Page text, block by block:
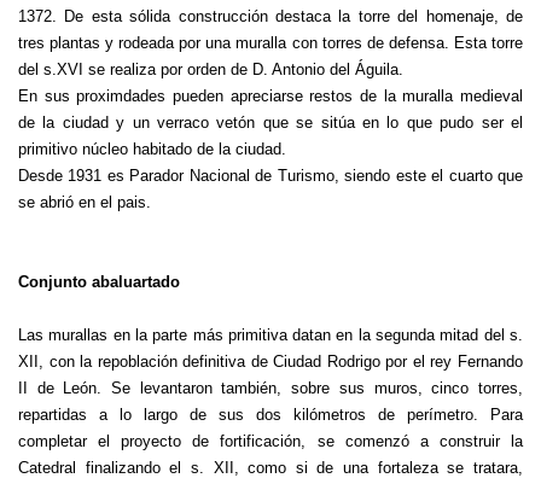
1372. De esta sólida construcción destaca la torre del homenaje, de
tres plantas y rodeada por una muralla con torres de defensa. Esta torre
del s.XVI se realiza por orden de D. Antonio del Águila.
En sus proximdades pueden apreciarse restos de la muralla medieval
de la ciudad y un verraco vetón que se sitúa en lo que pudo ser el
primitivo núcleo habitado de la ciudad.
Desde 1931 es Parador Nacional de Turismo, siendo este el cuarto que
se abrió en el pais.
Conjunto abaluartado
Las murallas en la parte más primitiva datan en la segunda mitad del s.
XII, con la repoblación definitiva de Ciudad Rodrigo por el rey Fernando
II de León. Se levantaron también, sobre sus muros, cinco torres,
repartidas a lo largo de sus dos kilómetros de perímetro. Para
completar el proyecto de fortificación, se comenzó a construir la
Catedral finalizando el s. XII, como si de una fortaleza se tratara,